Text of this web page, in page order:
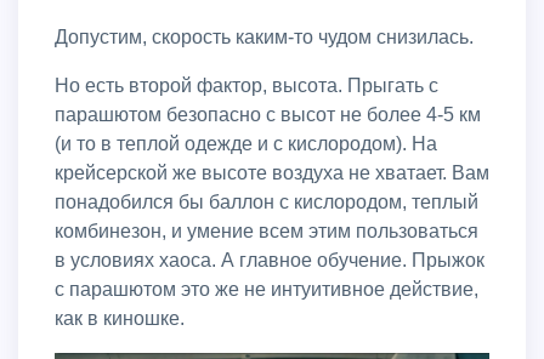
Допустим, скорость каким-то чудом снизилась.
Но есть второй фактор, высота. Прыгать с
парашютом безопасно с высот не более 4-5 км
(и то в теплой одежде и с кислородом). На
крейсерской же высоте воздуха не хватает. Вам
понадобился бы баллон с кислородом, теплый
комбинезон, и умение всем этим пользоваться
в условиях хаоса. А главное обучение. Прыжок
с парашютом это же не интуитивное действие,
как в киношке.